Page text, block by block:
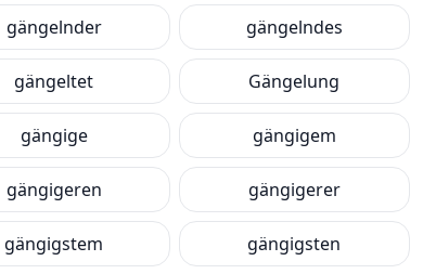
gängelnder gängelndes
gängeltet Gängelung
gängige gängigem
gängigeren gängigerer
gängigstem gängigsten